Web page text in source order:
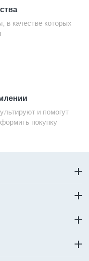
в качестве которых
и помогут
покупку